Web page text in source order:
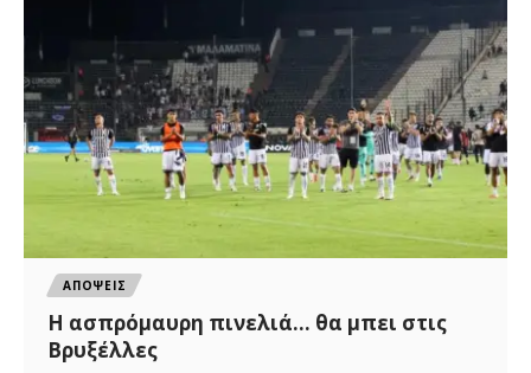
ΑΠΟΨΕΙΣ
Η ασπρόμαυρη πινελιά… θα μπει στις
Βρυξέλλες